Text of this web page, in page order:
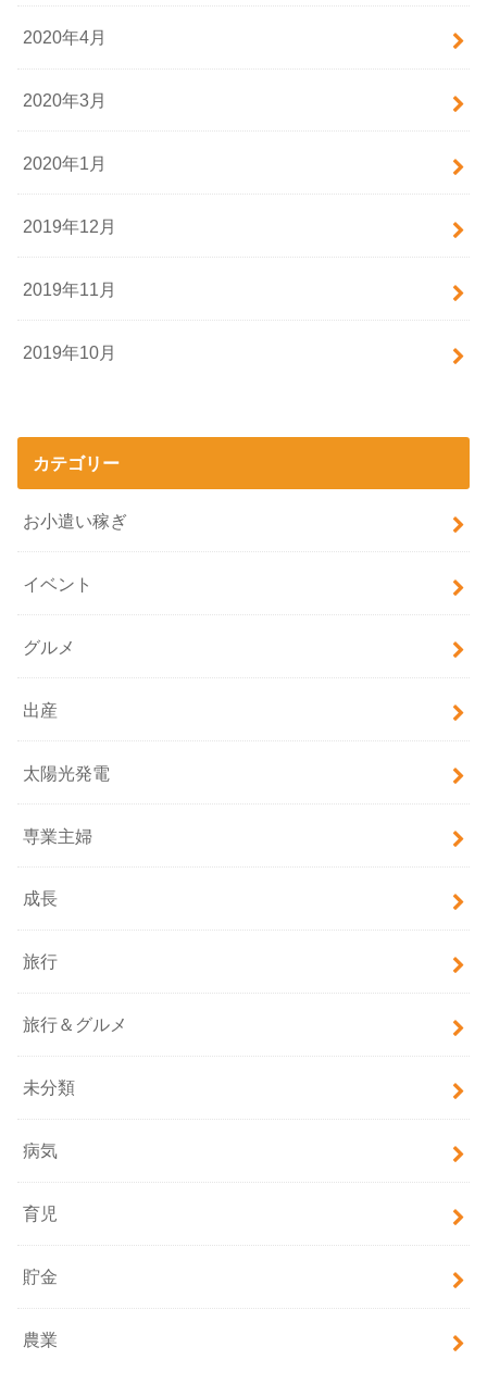
2020年4月
2020年3月
2020年1月
2019年12月
2019年11月
2019年10月
カテゴリー
お小遣い稼ぎ
イベント
グルメ
出産
太陽光発電
専業主婦
成長
旅行
旅行＆グルメ
未分類
病気
育児
貯金
農業